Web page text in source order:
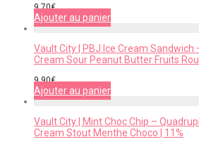
9,70€
Ajouter au panier
Vault City | PBJ Ice Cream Sandwich
Cream Sour Peanut Butter Fruits
9,90€
Ajouter au panier
Vault City | Mint Choc Chip –
Cream Stout Menthe Choco | 11%